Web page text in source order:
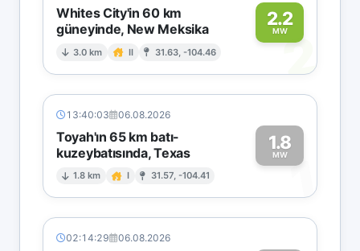
Whites City'in 60 km
güneyinde, New Meksika
3.0 km II 31.63, -104.46
2.2
MW2
13:40:03 06.08.2026
Toyah'ın 65 km batı-
kuzeybatısında, Texas
1.8 km I 31.57, -104.41
1.8
MW1
02:14:29 06.08.2026